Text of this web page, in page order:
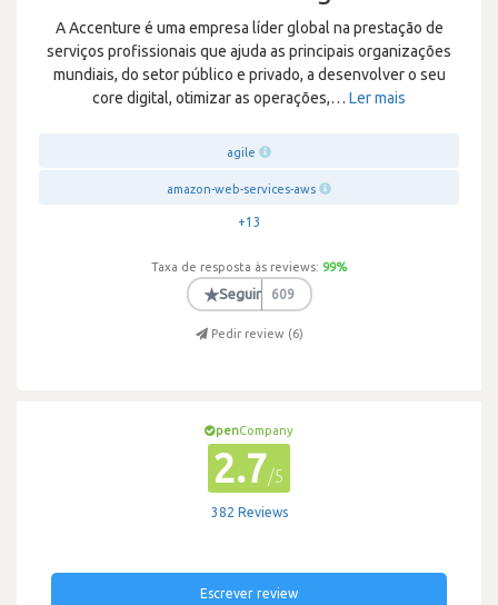
A Accenture é uma empresa líder global na prestação de
serviços profissionais que ajuda as principais organizações
mundiais, do setor público e privado, a desenvolver o seu
core digital, otimizar as operações,… Ler mais
agile
amazon-web-services-aws
+13
Taxa de resposta às reviews: 99%
★Seguir 609
Pedir review (6)
penCompany
2.7/5
382 Reviews
Escrever review